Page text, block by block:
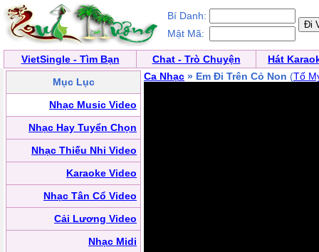
Bí Danh:
Mật Mã:
VietSingle - Tìm Bạn Chat - Trò Chuyện
Hát
Mục Lục
Nhạc Music Video
Nhạc Hay Tuyển Chọn
Nhạc Thiếu Nhi Video
Karaoke Video
Nhạc Tân Cổ Video
Cải Lương Video
Nhạc Midi
Ca Nhạc » Em Đi Trên Cỏ Non (Tố